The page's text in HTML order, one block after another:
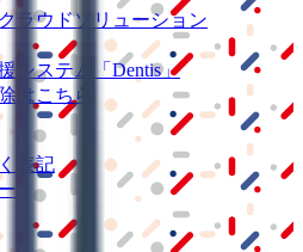
ラウドソリューション
システム
「Dentis」
はこちら
表記